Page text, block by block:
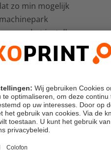
zo min mogelijk
voor het instellen
Onze hoge
ons om
en aansluitend